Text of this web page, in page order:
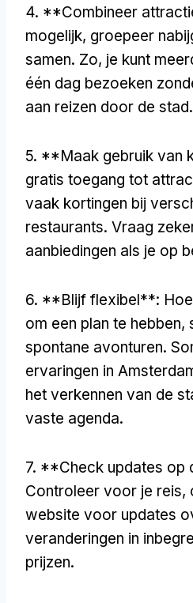
4. **Combineer
mogelijk, groepeer
samen. Zo, je kunt
één dag bezoeken
aan reizen door de stad.
5. **Maak gebruik van
gratis toegang tot
vaak kortingen bij
restaurants. Vraag
aanbiedingen als je op
6. **Blijf flexibel**:
om een plan te
spontane avonturen.
ervaringen in
het verkennen van de
vaste agenda.
7. **Check updates op
Controleer voor je reis,
website voor updates
veranderingen in
prijzen.